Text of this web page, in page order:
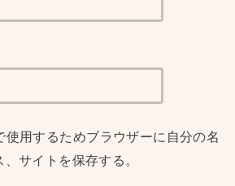
使用するためブラウザーに自分の名
サイトを保存する。